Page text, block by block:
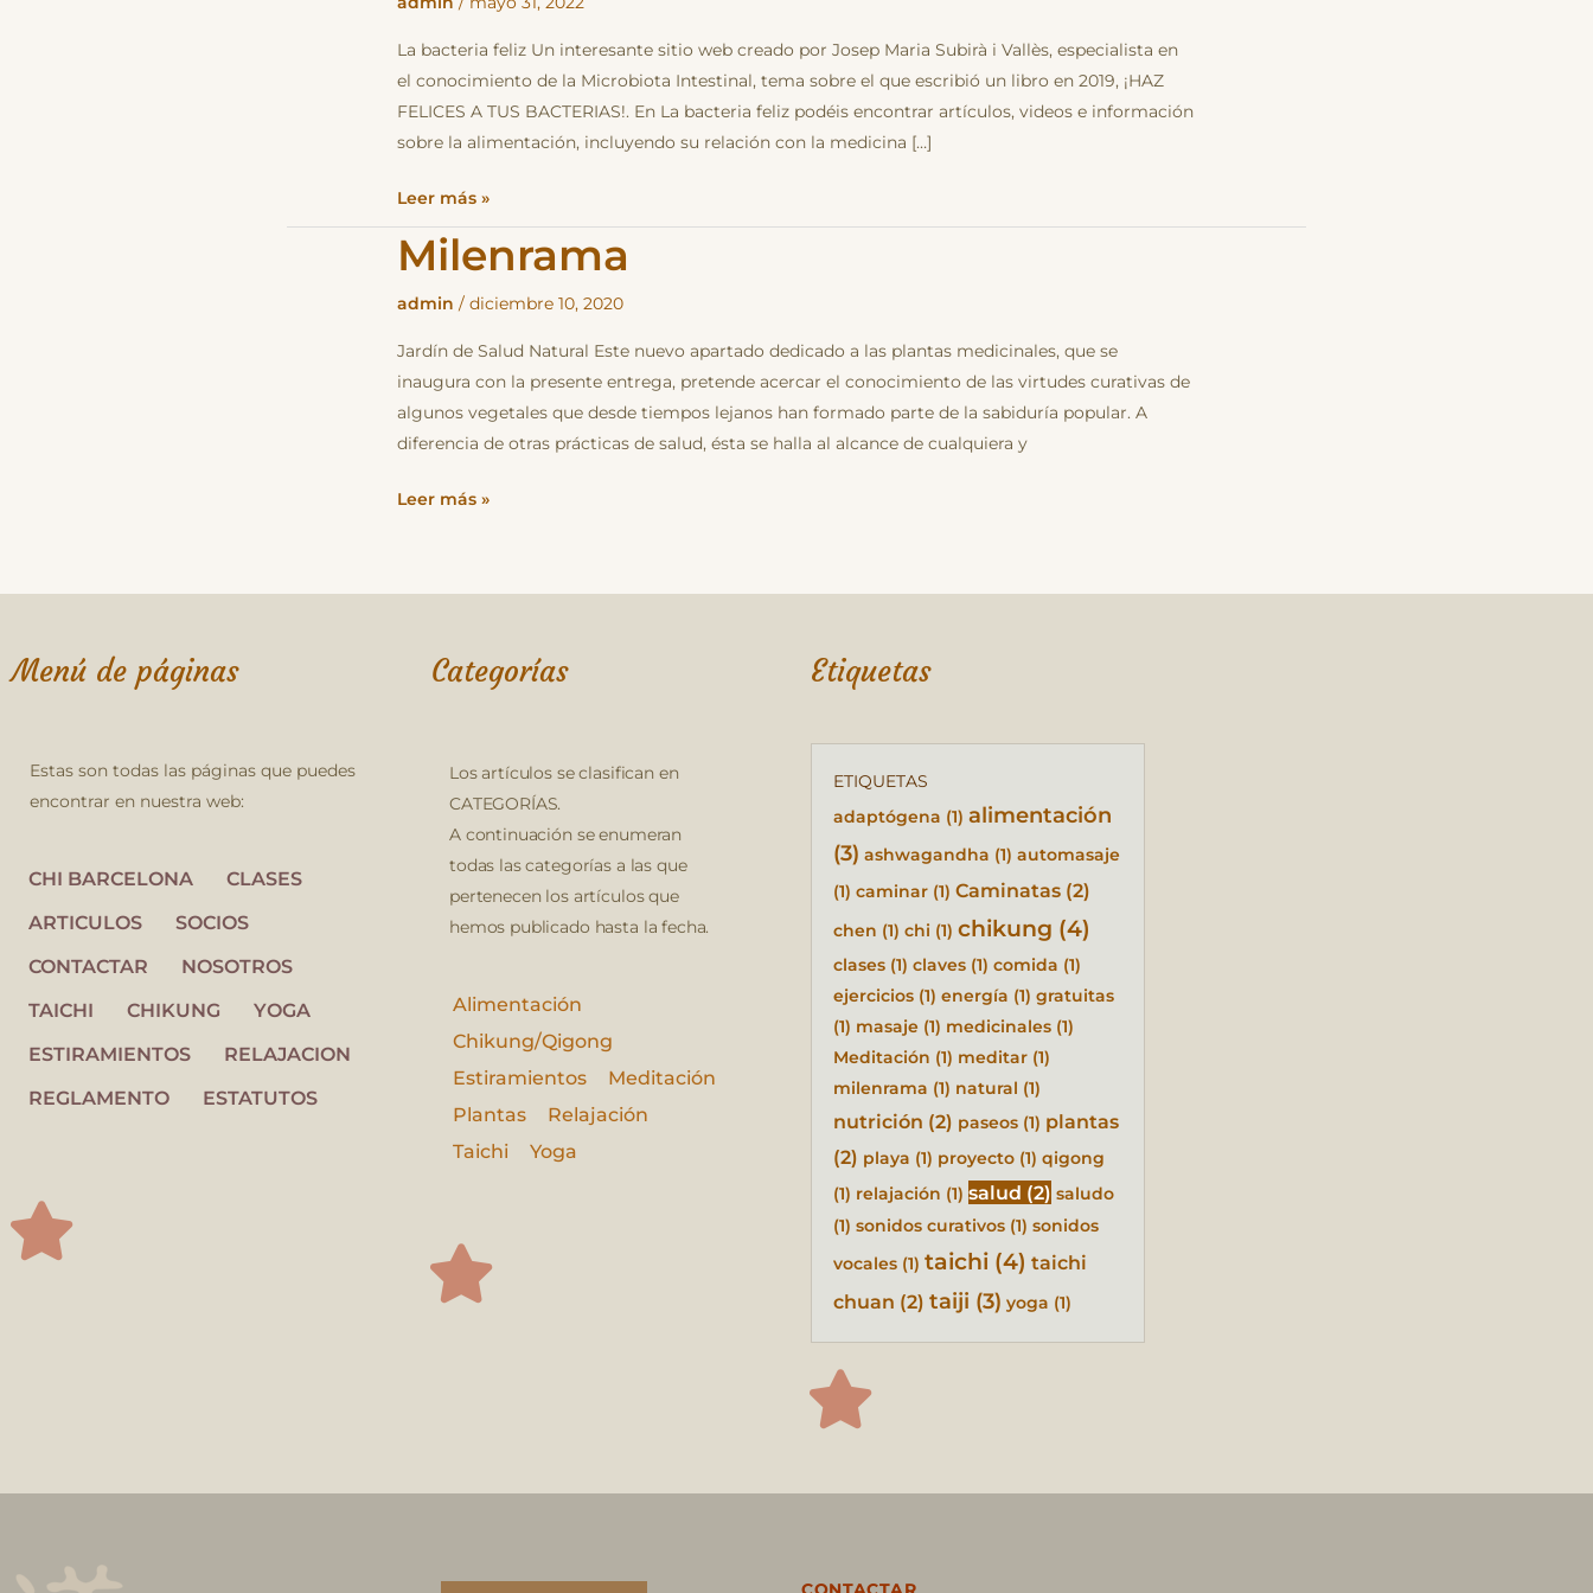
La bacteria feliz Un interesante sitio web creado por Josep Maria Subirà i Vallès, especialista en
el conocimiento de la Microbiota Intestinal, tema sobre el que escribió un libro en 2019, ¡HAZ
FELICES A TUS BACTERIAS!. En La bacteria feliz podéis encontrar artículos, videos e información
sobre la alimentación, incluyendo su relación con la medicina […]
Leer más »
Milenrama
admin/diciembre 10, 2020
Jardín de Salud Natural Este nuevo apartado dedicado a las plantas medicinales, que se
inaugura con la presente entrega, pretende acercar el conocimiento de las virtudes curativas de
algunos vegetales que desde tiempos lejanos han formado parte de la sabiduría popular. A
diferencia de otras prácticas de salud, ésta se halla al alcance de cualquiera y
Milenrama
Leer más »
Menú de páginas
Estas son todas las páginas que puedes
encontrar en nuestra web:
CHI BARCELONA
CLASES
ARTICULOS
SOCIOS
CONTACTAR
NOSOTROS
TAICHI
CHIKUNG
YOGA
ESTIRAMIENTOS
RELAJACION
REGLAMENTO
ESTATUTOS
Categorías
Los artículos se clasifican en
CATEGORÍAS.
A continuación se enumeran
todas las categorías a las que
pertenecen los artículos que
hemos publicado hasta la fecha.
Alimentación
Chikung/Qigong
Estiramientos
Meditación
Plantas
Relajación
Taichi
Yoga
Etiquetas
ETIQUETAS
adaptógena (1) alimentación
(3) ashwagandha (1) automasaje
(1) caminar(1) Caminatas(2)
chen (1) chi (1) chikung (4)
clases(1) claves(1) comida (1)
ejercicios(1) energía (1) gratuitas
(1) masaje(1) medicinales(1)
Meditación (1) meditar(1)
milenrama (1) natural (1)
nutrición (2) paseos(1) plantas
(2) playa (1) proyecto(1) qigong
(1) relajación (1) salud (2) saludo
(1) sonidos curativos(1) sonidos
vocales(1) taichi(4) taichi
chuan (2) taiji (3) yoga (1)